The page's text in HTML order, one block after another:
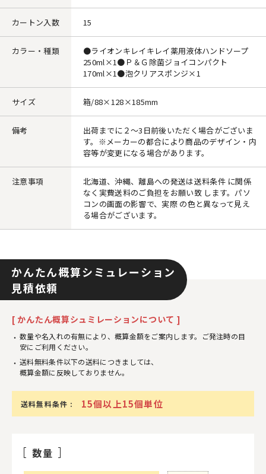
カートン入数 15
カラー・種類
●ライオンキレイキレイ薬用液体ハンドソープ
250ml×1●Ｐ＆Ｇ除菌ジョイコンパクト
170ml×1●泡クリアスポンジ×1
サイズ 箱/88×128×185mm
備考
出荷までに２～3日前後いただく場合がございま
す。※メーカーの都合により商品のデザイン・内
容等が変更になる場合があります。
注意事項
北海道、沖縄、離島への発送は送料条件 に関係
なく実費送料のご負担をお願い致 します。パソ
コンの画面の影響で、実際 の色と異なって見え
る場合がございます。
かんたん概算シミュレーション
見積依頼
[ かんたん概算シュミレーションについて ]
数量や名入れの有無により、概算金額をご案内します。ご発注時の目
安にご利用ください。
送料無料条件以下の送料につきましては、
概算金額に反映しておりません。
送料無料条件 : 15個以上15個単位
数量